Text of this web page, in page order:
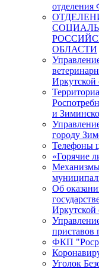
отделения
ОБЛАСТИ
Иркутской
и
городу
Телефоны
«Горячие
Механизмы
Об
Иркутской
приставов
ФКП
Уголок